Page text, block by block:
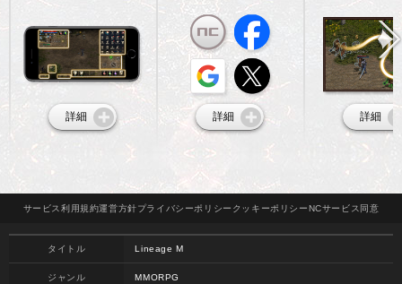
詳細 詳細 詳細
サービス 利用規約運営方針プライバシーポリシー クッキーポリシーNCサービス 同意
タイトル Lineage M
ジャンル MMORPG